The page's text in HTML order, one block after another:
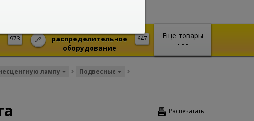
Еще товары
• • •
973 647
распределительное
оборудование
лампу
Подвесные
Распечатать